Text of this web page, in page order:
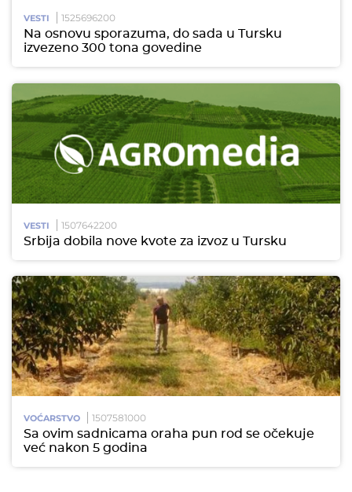
VESTI 1525696200
Na osnovu sporazuma, do sada u Tursku
izvezeno 300 tona govedine
VESTI 1507642200
Srbija dobila nove kvote za izvoz u Tursku
VOĆARSTVO 1507581000
Sa ovim sadnicama oraha pun rod se očekuje
već nakon 5 godina